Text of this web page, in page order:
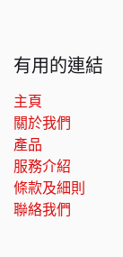
有用的連結
主頁
關於我們
產品
服務介紹
條款及細則
聯絡我們